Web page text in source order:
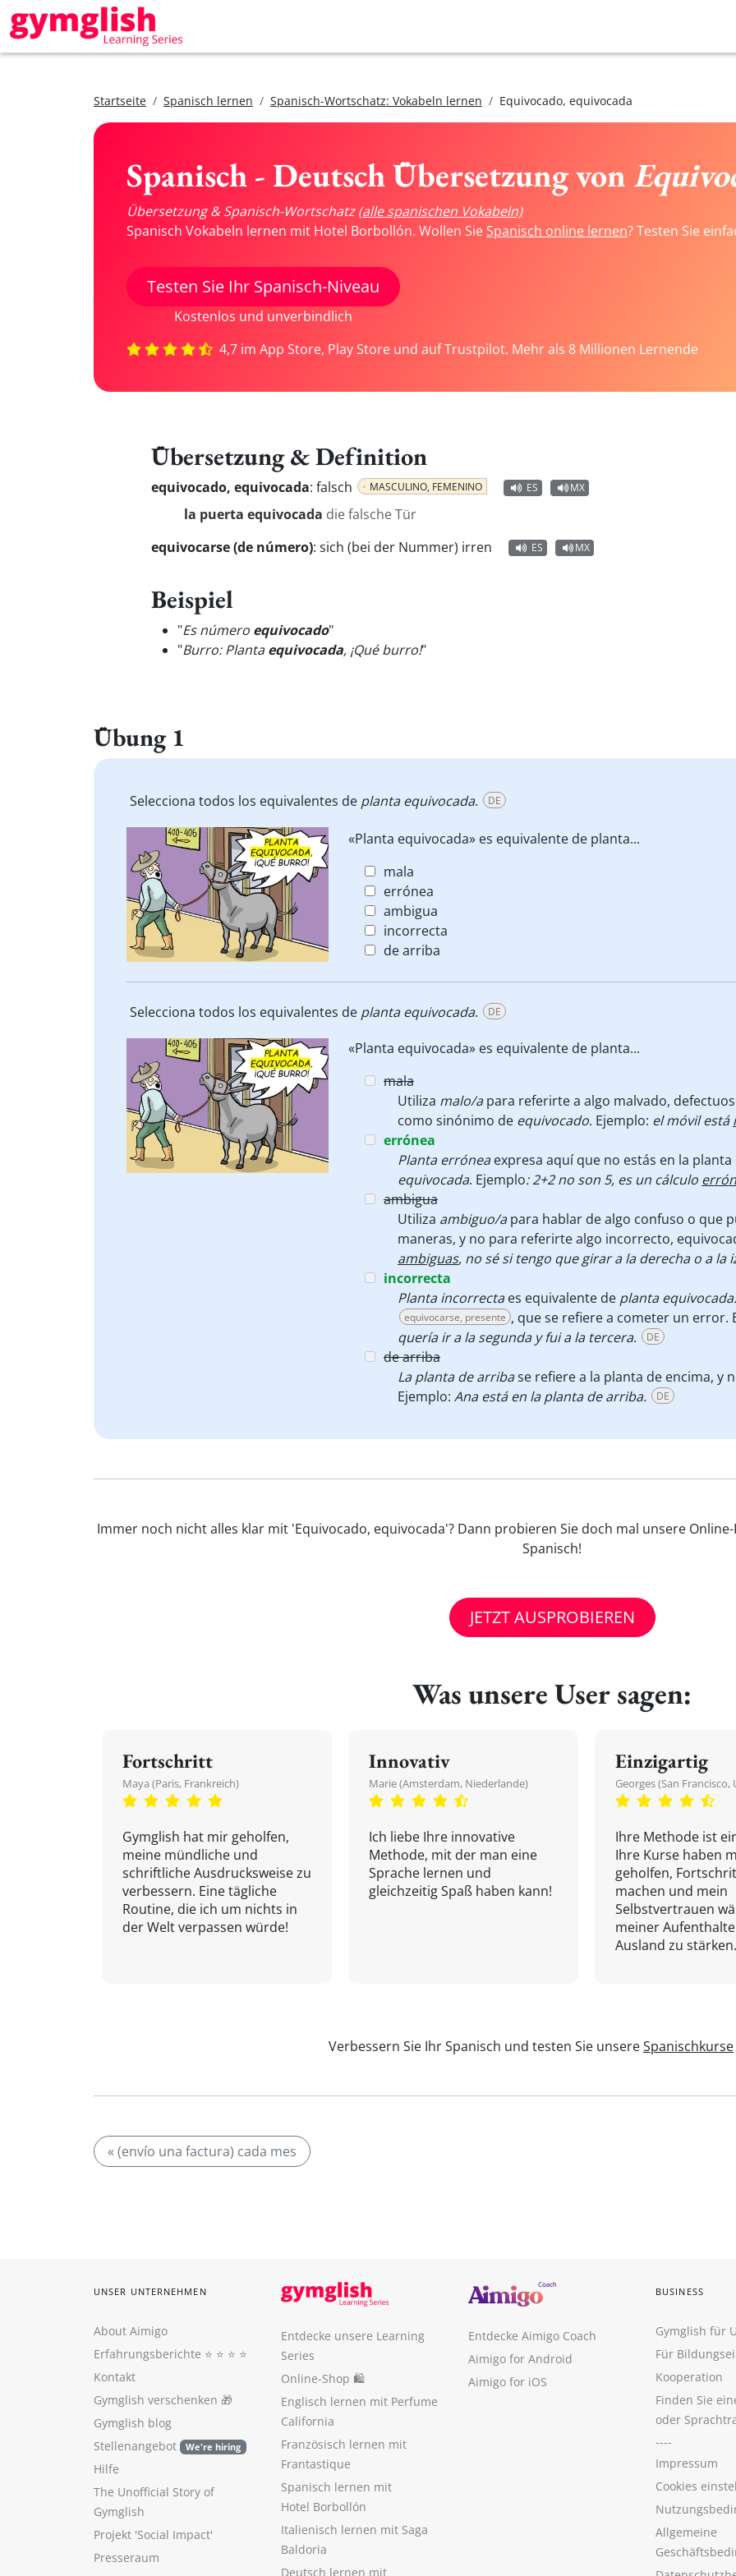
Startseite Spanisch lernen Spanisch-Wortschatz: Vokabeln lernen Equivocado, equivocada
Spanisch - Deutsch Übersetzung von
Übersetzung & Spanisch-Wortschatz(alle spanischen Vokabeln)
Spanisch Vokabeln lernen mit Hotel Borbollón. Wollen Sie Spanisch online lernen? Testen Sie
Testen Sie Ihr Spanisch-Niveau
Kostenlos und unverbindlich
4,7 im App Store, Play Store und auf Trustpilot. Mehr als 8 Millionen Lernende
Übersetzung & Definition
equivocado, equivocada: falsch MASCULINO, FEMENINO ES MX
la puerta equivocada die falsche Tür
equivocarse (de número): sich (bei der Nummer) irren ES MX
Beispiel
"Es número equivocado"
"Burro: Plantaequivocada, ¡Qué burro!"
Übung 1
Selecciona todos los equivalentes de planta equivocada. DE
«Planta equivocada» es equivalente de planta...
mala
errónea
ambigua
incorrecta
de arriba
Selecciona todos los equivalentes de planta equivocada. DE
«Planta equivocada» es equivalente de planta...
mala
Utiliza malo/apara referirte a algo malvado,
como sinónimo de equivocado. Ejemplo: el móvil está
errónea
Planta erróneaexpresa aquí que no estás en la
equivocada. Ejemplo: 2+2 no son 5, es un cálculo
ambigua
Utiliza ambiguo/apara hablar de algo confuso o que
maneras, y no para referirte algo incorrecto,
ambiguas, no sé si tengo que girar a la derecha o a la
incorrecta
Planta incorrectaes equivalente de planta equivocada.
equivocarse, presente , que se refiere a cometer un error.
quería ir a la segunda y fui a la tercera. DE
de arriba
La planta de arribase refiere a la planta de encima, y
Ejemplo: Ana está en la planta de arriba. DE
Immer noch nicht alles klar mit 'Equivocado, equivocada'? Dann probieren Sie doch mal unsere
Spanisch!
JETZT AUSPROBIEREN
Was unsere User sagen:
Fortschritt
Maya (Paris, Frankreich)
Gymglish hat mir geholfen,
meine mündliche und
schriftliche Ausdrucksweise zu
verbessern. Eine tägliche
Routine, die ich um nichts in
der Welt verpassen würde!
Innovativ
Marie (Amsterdam, Niederlande)
Ich liebe Ihre innovative
Methode, mit der man eine
Sprache lernen und
gleichzeitig Spaß haben kann!
Einzigartig
Georges (San Francisco,
Ihre Methode ist
Ihre Kurse haben
geholfen,
machen und mein
Selbstvertrauen
meiner
Ausland zu
Verbessern Sie Ihr Spanisch und testen Sie unsereSpanischkurse
« (envío una factura) cada mes
UNSER UNTERNEHMEN
About Aimigo
Erfahrungsberichte ⭐️ ⭐️ ⭐️ ⭐️
Kontakt
Gymglish verschenken 🎁
Gymglish blog
Stellenangebot
We're hiring
Hilfe
The Unofficial Story of
Gymglish
Projekt 'Social Impact'
Presseraum
Entdecke unsere Learning
Series
Online-Shop 🛍
Englisch lernen mit Perfume
California
Französisch lernen mit
Frantastique
Spanisch lernen mit
Hotel Borbollón
Italienisch lernen mit Saga
Baldoria
Deutsch lernen mit
Entdecke Aimigo Coach
Aimigo for Android
Aimigo for iOS
BUSINESS
Gymglish für
Für
Kooperation
Finden Sie
oder
----
Impressum
Cookies
Allgemeine